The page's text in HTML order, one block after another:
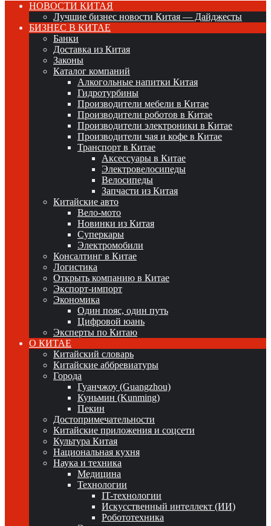
НОВОСТИ КИТАЯ
Лучшие бизнес новости Китая — Дайджесты
БИЗНЕС В КИТАЕ
Банки
Доставка из Китая
Законы
Каталог компаний
Алкогольные напитки Китая
Гидротурбины
Производители мебели в Китае
Производители роботов в Китае
Производители электроники в Китае
Производители чая и кофе в Китае
Транспорт в Китае
Аксессуары в Китае
Электровелосипеды
Велосипеды
Запчасти из Китая
Китайские авто
Вело-мото
Новинки из Китая
Суперкары
Электромобили
Консалтинг в Китае
Логистика
Открыть компанию в Китае
Экспорт-импорт
Экономика
Один пояс, один путь
Цифровой юань
Эксперты по Китаю
О КИТАЕ
Китайский словарь
Китайские аббревиатуры
Города
Гуанчжоу (Guangzhou)
Куньмин (Kunming)
Пекин
Достопримечательности
Китайские приложения и соцсети
Культура Китая
Национальная кухня
Наука и техника
Медицина
Технологии
IT-технологии
Искусственный интеллект (ИИ)
Робототехника